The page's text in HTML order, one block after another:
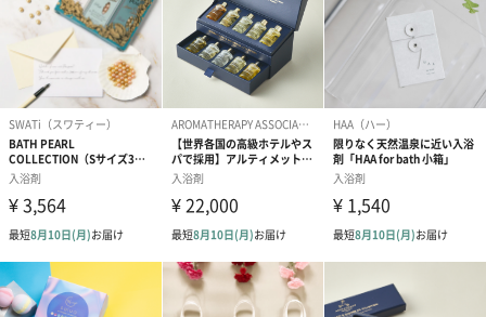
TANPクーポ
対象外
商品オプション情報
お届けボックスオプション
配送用のダンボールを装飾いたします。お相手のご住所に直接お
送りする際に人気のオプションです。お相手に直接手渡しする場
合は、紙袋との併用もおすすめです。